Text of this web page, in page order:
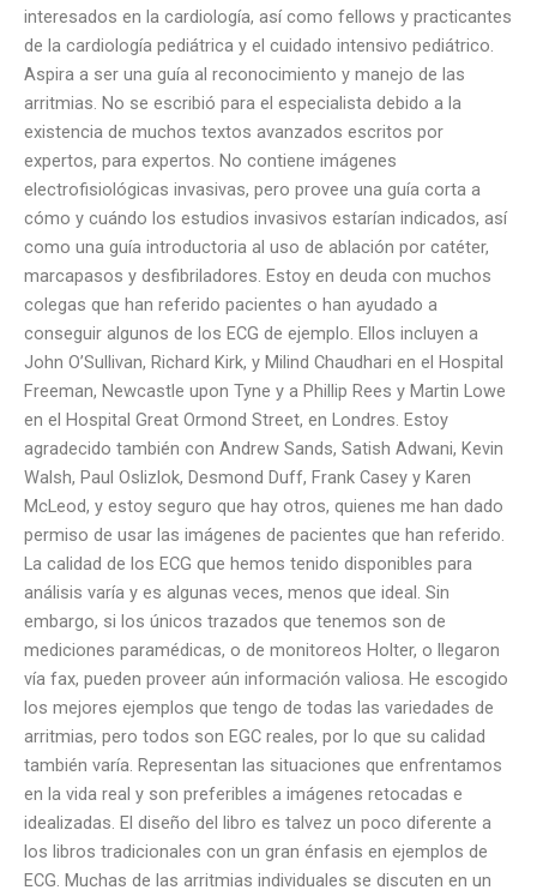
interesados en la cardiología, así como fellows y practicantes
de la cardiología pediátrica y el cuidado intensivo pediátrico.
Aspira a ser una guía al reconocimiento y manejo de las
arritmias. No se escribió para el especialista debido a la
existencia de muchos textos avanzados escritos por
expertos, para expertos. No contiene imágenes
electrofisiológicas invasivas, pero provee una guía corta a
cómo y cuándo los estudios invasivos estarían indicados, así
como una guía introductoria al uso de ablación por catéter,
marcapasos y desfibriladores. Estoy en deuda con muchos
colegas que han referido pacientes o han ayudado a
conseguir algunos de los ECG de ejemplo. Ellos incluyen a
John O’Sullivan, Richard Kirk, y Milind Chaudhari en el Hospital
Freeman, Newcastle upon Tyne y a Phillip Rees y Martin Lowe
en el Hospital Great Ormond Street, en Londres. Estoy
agradecido también con Andrew Sands, Satish Adwani, Kevin
Walsh, Paul Oslizlok, Desmond Duff, Frank Casey y Karen
McLeod, y estoy seguro que hay otros, quienes me han dado
permiso de usar las imágenes de pacientes que han referido.
La calidad de los ECG que hemos tenido disponibles para
análisis varía y es algunas veces, menos que ideal. Sin
embargo, si los únicos trazados que tenemos son de
mediciones paramédicas, o de monitoreos Holter, o llegaron
vía fax, pueden proveer aún información valiosa. He escogido
los mejores ejemplos que tengo de todas las variedades de
arritmias, pero todos son EGC reales, por lo que su calidad
también varía. Representan las situaciones que enfrentamos
en la vida real y son preferibles a imágenes retocadas e
idealizadas. El diseño del libro es talvez un poco diferente a
los libros tradicionales con un gran énfasis en ejemplos de
ECG. Muchas de las arritmias individuales se discuten en un